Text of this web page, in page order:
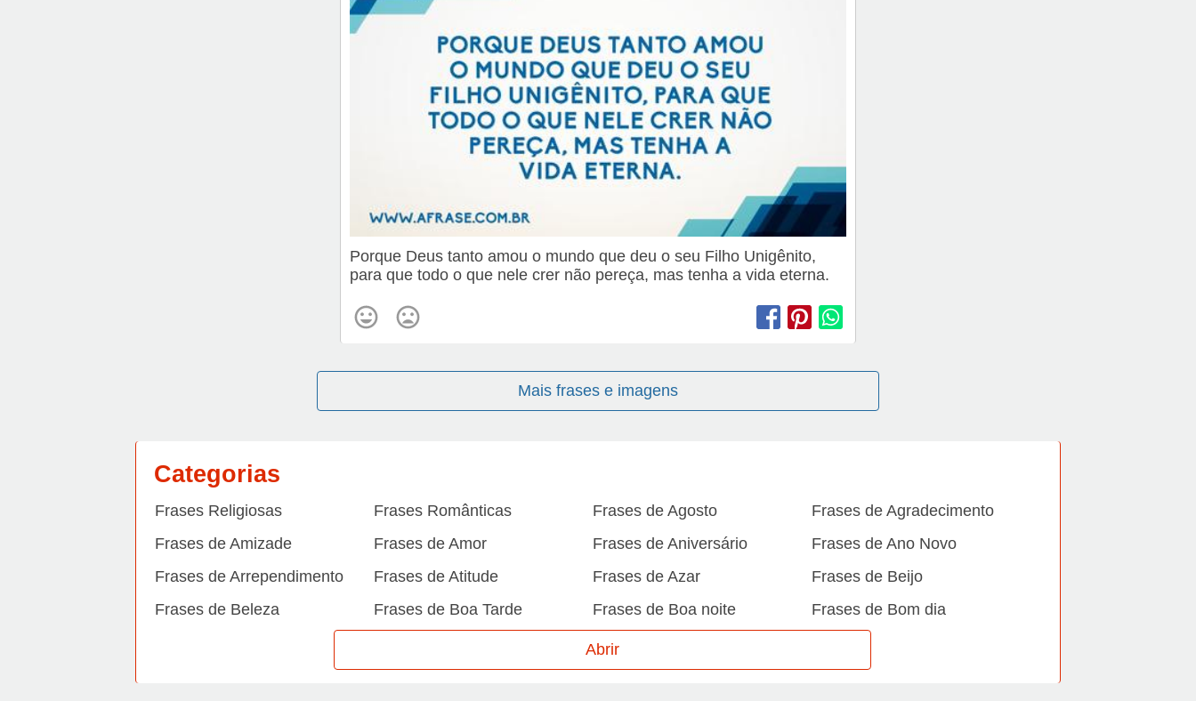
Porque Deus tanto amou o mundo que deu o seu Filho Unigênito,
para que todo o que nele crer não pereça, mas tenha a vida eterna.
Mais frases e imagens
Categorias
Frases Religiosas Frases Românticas Frases de Agosto
Frases de Agradecimento
Frases de Amizade
Frases de Amor Frases de Aniversário
Frases de Ano Novo
Frases de Arrependimento
Frases de Atitude Frases de Azar
Frases de Beijo
Frases de Beleza
Frases de Boa Tarde Frases de Boa noite
Frases de Bom dia
Frases de Caráter
Frases de Desculpa Frases de Dezembro
Frases de Dia Internacional
Abrir